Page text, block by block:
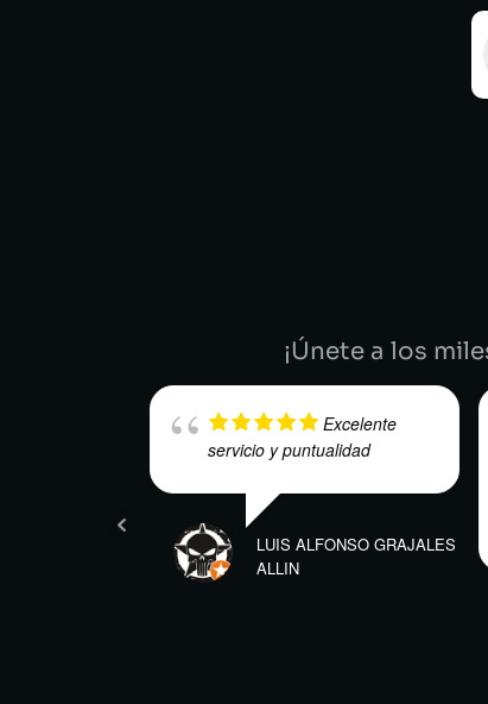
¡Únete a los
Excelente
servicio y puntualidad
LUIS ALFONSO GRAJALES
ALLIN